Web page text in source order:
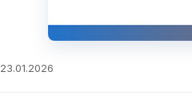
23.01.2026